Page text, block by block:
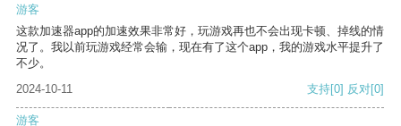
游客
这款加速器app的加速效果非常好，玩游戏再也不会出现卡顿、掉线的情
况了。我以前玩游戏经常会输，现在有了这个app，我的游戏水平提升了
不少。
2024-10-11
支持[0] 反对[0]
游客